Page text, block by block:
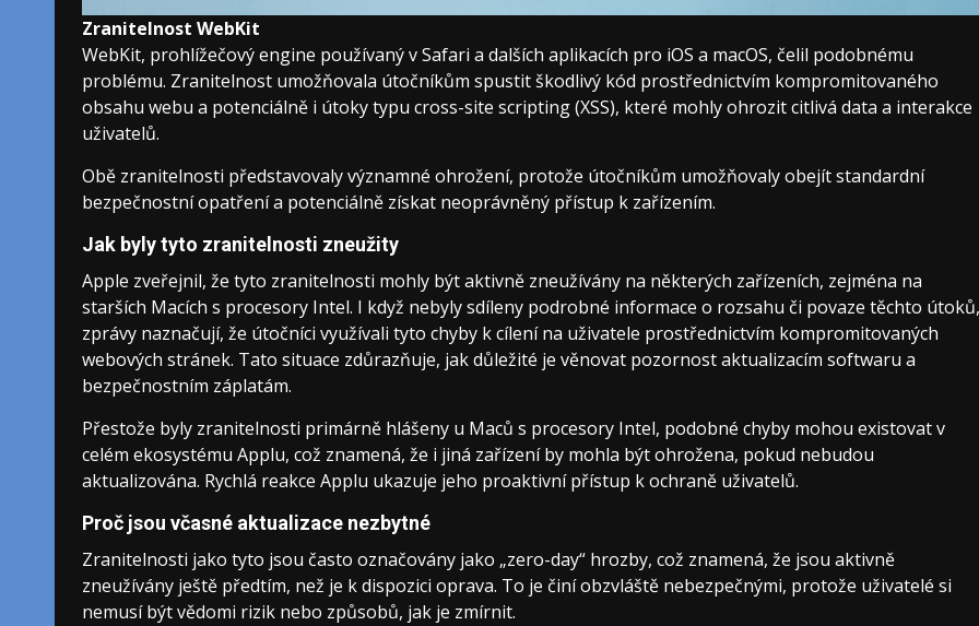
Zranitelnost WebKit
WebKit, prohlížečový engine používaný v Safari a dalších aplikacích pro iOS a macOS, čelil podobnému
problému. Zranitelnost umožňovala útočníkům spustit škodlivý kód prostřednictvím kompromitovaného
obsahu webu a potenciálně i útoky typu cross-site scripting (XSS), které mohly ohrozit citlivá data a interakce
uživatelů.
Obě zranitelnosti představovaly významné ohrožení, protože útočníkům umožňovaly obejít standardní
bezpečnostní opatření a potenciálně získat neoprávněný přístup k zařízením.
Jak byly tyto zranitelnosti zneužity
Apple zveřejnil, že tyto zranitelnosti mohly být aktivně zneužívány na některých zařízeních, zejména na
starších Macích s procesory Intel. I když nebyly sdíleny podrobné informace o rozsahu či povaze těchto útoků,
zprávy naznačují, že útočníci využívali tyto chyby k cílení na uživatele prostřednictvím kompromitovaných
webových stránek. Tato situace zdůrazňuje, jak důležité je věnovat pozornost aktualizacím softwaru a
bezpečnostním záplatám.
Přestože byly zranitelnosti primárně hlášeny u Maců s procesory Intel, podobné chyby mohou existovat v
celém ekosystému Applu, což znamená, že i jiná zařízení by mohla být ohrožena, pokud nebudou
aktualizována. Rychlá reakce Applu ukazuje jeho proaktivní přístup k ochraně uživatelů.
Proč jsou včasné aktualizace nezbytné
Zranitelnosti jako tyto jsou často označovány jako „zero-day“ hrozby, což znamená, že jsou aktivně
zneužívány ještě předtím, než je k dispozici oprava. To je činí obzvláště nebezpečnými, protože uživatelé si
nemusí být vědomi rizik nebo způsobů, jak je zmírnit.